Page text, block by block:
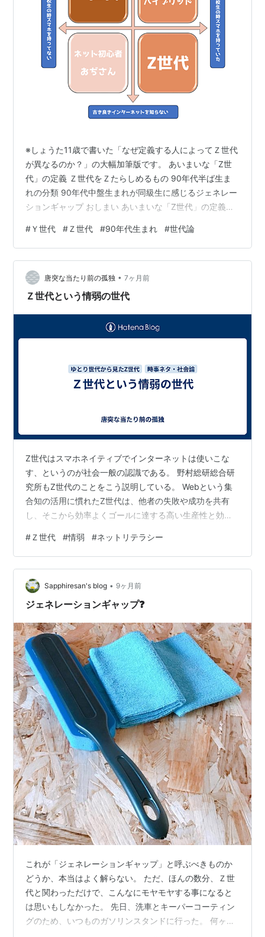
※しょうた11歳で書いた「なぜ定義する人によってＺ世代
が異なるのか？」の大幅加筆版です。 あいまいな「Z世
代」の定義 Ｚ世代をＺたらしめるもの 90年代半ば生ま
れの分類 90年代中盤生まれが同級生に感じるジェネレー
ションギャップ おしまい あいまいな「Z世代」の定義
ば、「草食系男子」という言葉を広めた若者研究家の牛
窪恵氏はＺ世代のことを1995～2004年生まれと定義し
ている。 公益財団法人 日本電信電話ユーザ協会はＺ世代
について 今年23歳になる1998年以降に生まれた世代の
ことを指し、生まれた時からICTと接してきた世代です。
#Ｙ世代 #Ｚ世代 #90年代生まれ #世代論
唐突な当たり前の孤独 • 7ヶ月前
Ｚ世代という情弱の世代
Z世代はスマホネイティブでインターネットは使いこな
す、というのが社会一般の認識である。 野村総研総合研
究所もZ世代のことをこう説明している。 Webという集
合知の活用に慣れたZ世代は、他者の失敗や成功を共有
し、そこから効率よくゴールに達する高い生産性と効率
上のミレニアル世代、不本意ながら定義次第では稀にＺ
世代と一緒にされることもある自分からすると、とても
そうには思えないのである。 平成の悪いインターネット
の住民は、ステマ戦争を覚えているだろうか？ 2chでの
アニメの不自然な持ち上げやアンチから、業者のステマ
#Ｚ世代 #情弱 #ネットリテラシー
Sapphiresan's blog • 9ヶ月前
ジェネレーションギャップ❓
これが「ジェネレーションギャップ」と呼ぶべきものか
どうか、本当はよく解らない。 ただ、ほんの数分、Ｚ世
代と関わっただけで、こんなにモヤモヤする事になると
は思いもしなかった。 先日、洗車とキーパーコーティン
グのため、いつものガソリンスタンドに行った。 何ヶ月